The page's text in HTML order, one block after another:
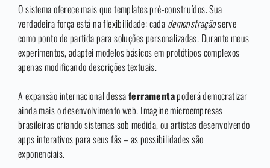
O sistema oferece mais que templates pré-construídos. Sua
verdadeira força está na flexibilidade: cada demonstraçãoserve
como ponto de partida para soluções personalizadas. Durante meus
experimentos, adaptei modelos básicos em protótipos complexos
apenas modificando descrições textuais.
A expansão internacional dessaferramentapoderá democratizar
ainda mais o desenvolvimento web. Imagine microempresas
brasileiras criando sistemas sob medida, ou artistas desenvolvendo
apps interativos para seus fãs – as possibilidades são
exponenciais.